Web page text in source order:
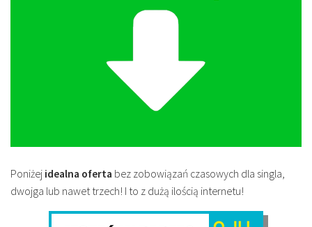
Poniżej idealna oferta bez zobowiązań czasowych dla singla,
dwojga lub nawet trzech! I to z dużą ilością internetu!